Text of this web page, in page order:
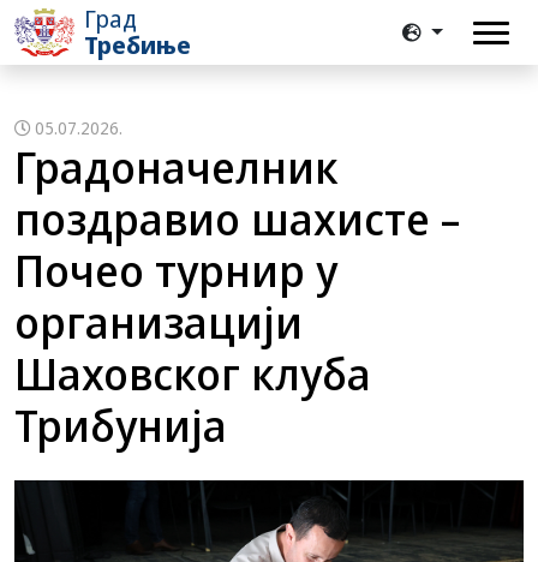
Град
Требиње
05.07.2026.
Градоначелник
поздравио шахисте –
Почео турнир у
организацији
Шаховског клуба
Трибунија